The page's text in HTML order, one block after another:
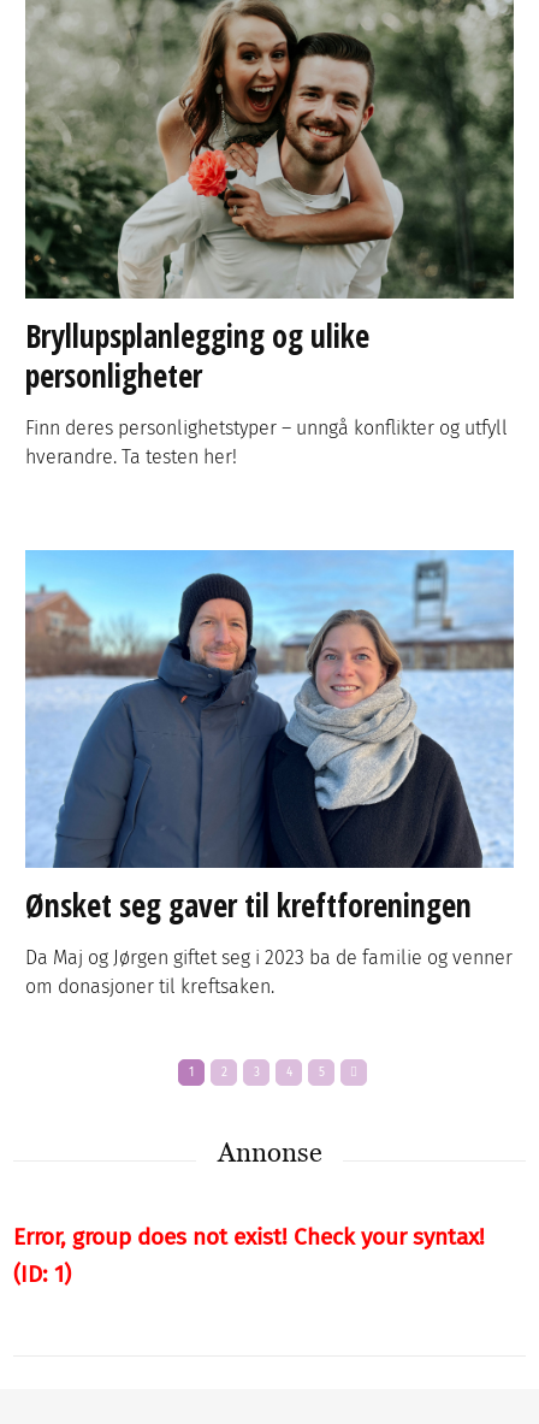
Bryllupsplanlegging og ulike
personligheter
Finn deres personlighetstyper – unngå konflikter og utfyll
hverandre. Ta testen her!
Ønsket seg gaver til kreftforeningen
Da Maj og Jørgen giftet seg i 2023 ba de familie og venner
om donasjoner til kreftsaken.
1 2 3 4 5
Annonse
Error, group does not exist! Check your syntax!
(ID: 1)